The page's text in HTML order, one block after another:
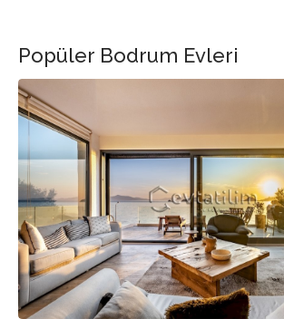
İletişim
Popüler Bodrum Evleri